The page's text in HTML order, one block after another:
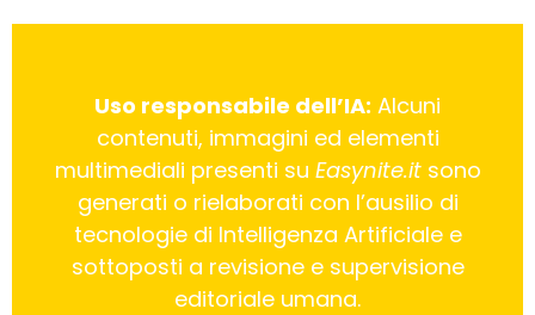
Uso responsabile dell’IA: Alcuni
contenuti, immagini ed elementi
multimediali presenti su Easynite.itsono
generati o rielaborati con l’ausilio di
tecnologie di Intelligenza Artificiale e
sottoposti a revisione e supervisione
editoriale umana.